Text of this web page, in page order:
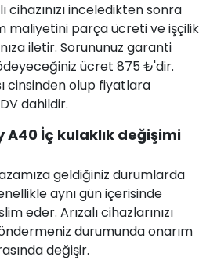
cihazınızı inceledikten sonra
maliyetini parça ücreti ve işçilik
iletir. Sorununuz garanti
ücret 875 ₺'dir.
cinsinden olup fiyatlara
dahildir.
A40 İç kulaklık değişimi
geldiğiniz durumlarda
aynı gün içerisinde
eder. Arızalı cihazlarınızı
durumunda onarım
değişir.